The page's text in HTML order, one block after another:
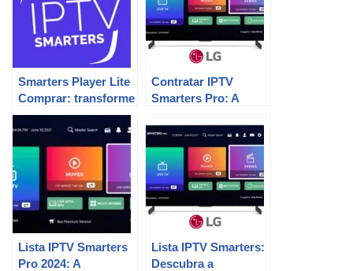
Smarters Player Lite
Comprar: transforme
sua experiência!
Contratar IPTV
Smarters Pro: A
Digital!
Lista IPTV Smarters
Pro 2024: A
Lista IPTV Smarters:
Descubra a